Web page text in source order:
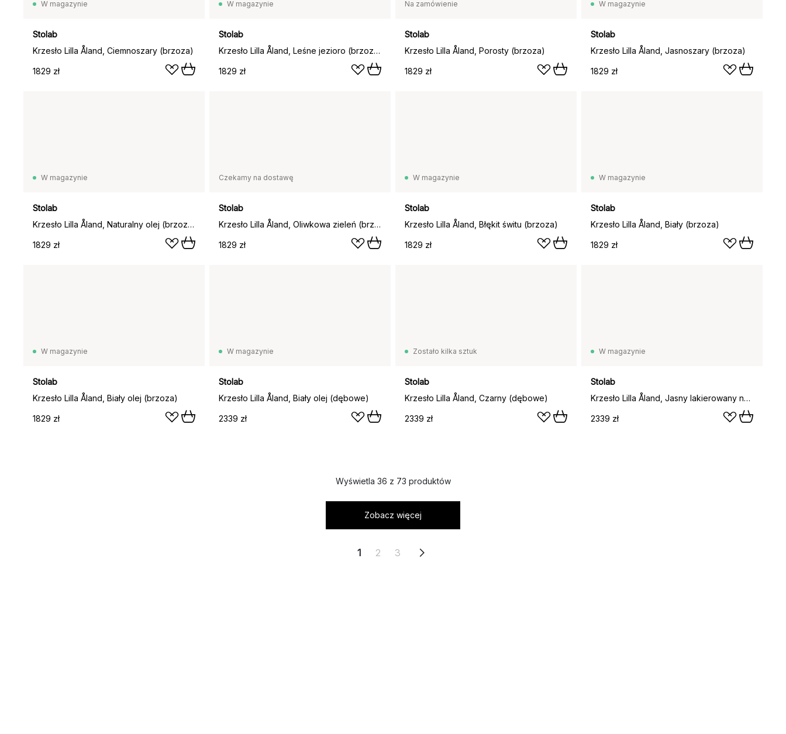
W magazynie
Stolab
Krzesło Lilla Åland, Ciemnoszary (brzoza)
1829 zł
W magazynie
Stolab
Krzesło Lilla Åland, Leśne jezioro (brzoza)
1829 zł
Na zamówienie
Stolab
Krzesło Lilla Åland, Porosty (brzoza)
1829 zł
W magazynie
Stolab
Krzesło Lilla Åland, Jasnoszary (brzoza)
1829 zł
W magazynie
Stolab
Krzesło Lilla Åland, Naturalny olej (brzoza)
1829 zł
Czekamy na dostawę
Stolab
Krzesło Lilla Åland, Oliwkowa zieleń (brzoza)
1829 zł
W magazynie
Stolab
Krzesło Lilla Åland, Błękit świtu (brzoza)
1829 zł
W magazynie
Stolab
Krzesło Lilla Åland, Biały (brzoza)
1829 zł
W magazynie
Stolab
Krzesło Lilla Åland, Biały olej (brzoza)
1829 zł
W magazynie
Stolab
Krzesło Lilla Åland, Biały olej (dębowe)
2339 zł
Zostało kilka sztuk
Stolab
Krzesło Lilla Åland, Czarny (dębowe)
2339 zł
W magazynie
Stolab
Krzesło Lilla Åland, Jasny lakierowany na matowo (dębowe)
2339 zł
Wyświetla 36 z 73 produktów
Zobacz więcej
1 2 3